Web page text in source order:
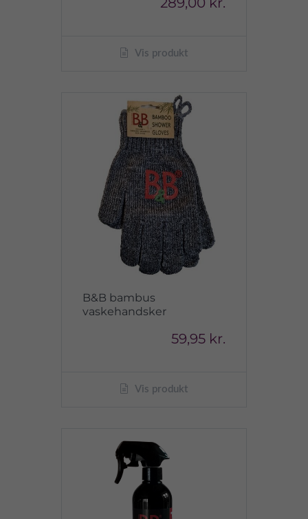
Vis produkt
B&B bambus
vaskehandsker
59,95 kr.
Vis produkt